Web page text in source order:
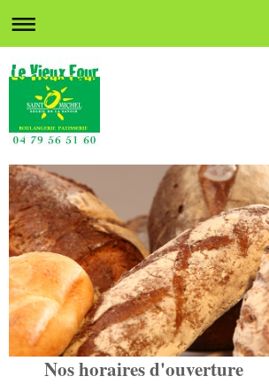
Nos horaires d'ouverture